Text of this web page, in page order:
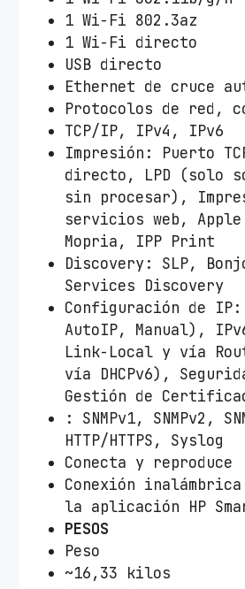
1 Wi-Fi 802.3az
1 Wi-Fi directo
USB directo
Ethernet de cruce
Protocolos de red,
TCP/IP, IPv4, IPv6
Impresión: Puerto
directo, LPD (solo
sin procesar),
servicios web,
Mopria, IPP Print
Discovery: SLP,
Services Discovery
Configuración de IP:
AutoIP, Manual),
Link-Local y vía
vía DHCPv6),
Gestión de
: SNMPv1, SNMPv2,
HTTP/HTTPS, Syslog
Conecta y reproduce
Conexión
la aplicación HP
PESOS
Peso
~16,33 kilos